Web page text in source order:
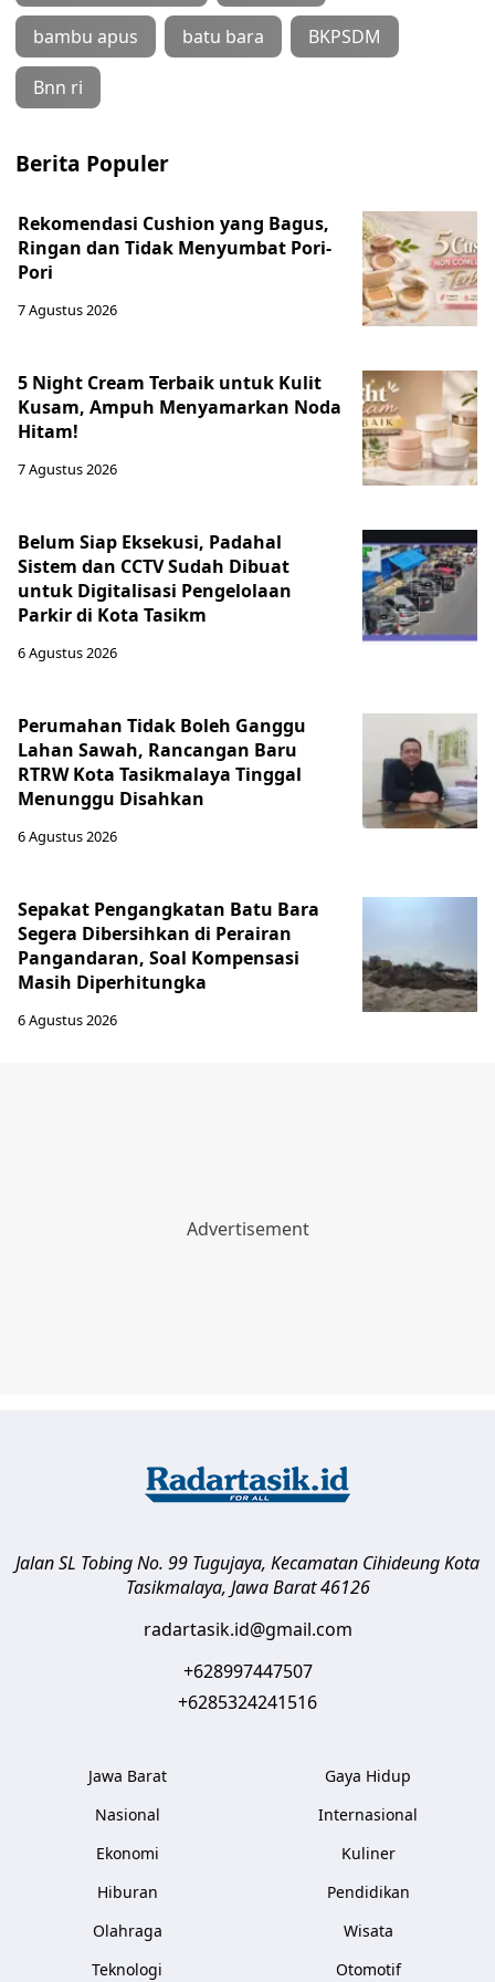
bambu apus batu bara BKPSDM
Bnn ri
Berita Populer
Rekomendasi Cushion yang Bagus,
Ringan dan Tidak Menyumbat Pori-
Pori
7 Agustus 2026
5 Night Cream Terbaik untuk Kulit
Kusam, Ampuh Menyamarkan Noda
Hitam!
7 Agustus 2026
Belum Siap Eksekusi, Padahal
Sistem dan CCTV Sudah Dibuat
untuk Digitalisasi Pengelolaan
Parkir di Kota Tasikm
6 Agustus 2026
Perumahan Tidak Boleh Ganggu
Lahan Sawah, Rancangan Baru
RTRW Kota Tasikmalaya Tinggal
Menunggu Disahkan
6 Agustus 2026
Sepakat Pengangkatan Batu Bara
Segera Dibersihkan di Perairan
Pangandaran, Soal Kompensasi
Masih Diperhitungka
6 Agustus 2026
Jalan SL Tobing No. 99 Tugujaya, Kecamatan CihideungKota
Tasikmalaya, Jawa Barat 46126
radartasik.id@gmail.com
+628997447507
+6285324241516
Jawa Barat
Nasional
Ekonomi
Hiburan
Olahraga
Teknologi
Gaya Hidup
Internasional
Kuliner
Pendidikan
Wisata
Otomotif